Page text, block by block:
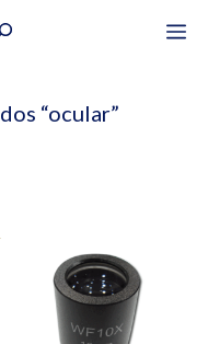
“ocular”